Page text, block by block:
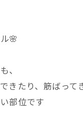
🌸
、
きたり、筋ばって
部位です